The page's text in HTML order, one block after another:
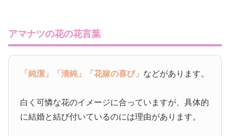
アマナツの花の花言葉
「純潔」 「清純」 「花嫁の喜び」 などがあります。
白く可憐な花のイメージに合っていますが、具体的
に結婚と結び付いているのには理由があります。